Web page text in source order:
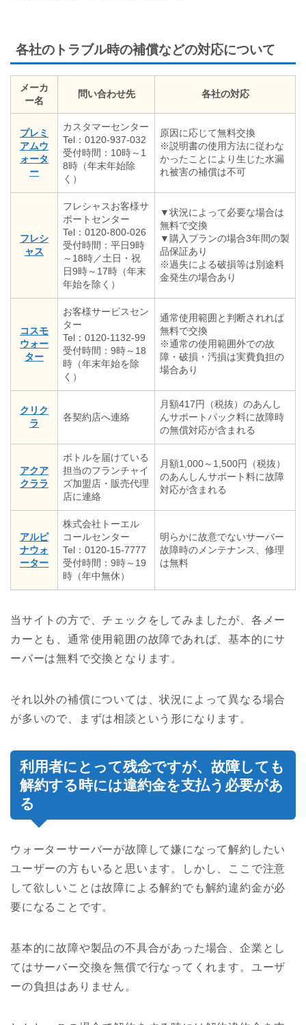
各社のトラブル時の補償などの対応について
メーカ
ー名
問い合わせ先 各社の対応
プレミ
アムウ
ォータ
ー
カスタマーセンター
Tel：0120-937-032
受付時間：10時～1
8時（年末年始除
く）
原因に応じて無料交換
※説明書の使用方法に従わな
かったことにより生じた水漏
れ被害の補償は不可
フレシ
ャス
フレシャスお客様サ
ポートセンター
Tel：0120-800-026
受付時間：平日9時
～18時／土日・祝
日9時～17時（年末
年始を除く）
▼状況によって必要な場合は
無料で交換
▼購入プランの場合3年間の製
品保証あり
※過失による破損等は別途料
金発生の場合あり
コスモ
ウォー
ター
お客様サービスセン
ター
Tel：0120-1132-99
受付時間：9時～18
時（年末年始を除
く）
通常使用範囲と判断されれば
無料で交換
※通常の使用範囲外での故
障・破損・汚損は実費負担の
場合あり
クリク
ラ
各契約店へ連絡
月額417円（税抜）のあんし
んサポートパック料に故障時
の無償対応が含まれる
アクア
クララ
ボトルを届けている
担当のフランチャイ
ズ加盟店・販売代理
店に連絡
月額1,000～1,500円（税抜）
のあんしんサポート料に故障
対応が含まれる
アルピ
ナウォ
ーター
株式会社トーエル
コールセンター
Tel：0120-15-7777
受付時間：9時～19
時（年中無休）
明らかに故意でないサーバー
故障時のメンテナンス、修理
は無料
当サイトの方で、チェックをしてみましたが、各メー
カーとも、通常使用範囲の故障であれば、基本的にサ
ーバーは無料で交換となります。
それ以外の補償については、状況によって異なる場合
が多いので、まずは相談という形になります。
利用者にとって残念ですが、故障しても
解約する時には違約金を支払う必要があ
る
ウォーターサーバーが故障して嫌になって解約したい
ユーザーの方もいると思います。しかし、ここで注意
して欲しいことは故障による解約でも解約違約金が必
要になることです。
基本的に故障や製品の不具合があった場合、企業とし
てはサーバー交換を無償で行なってくれます。ユーザ
ーの負担はありません。